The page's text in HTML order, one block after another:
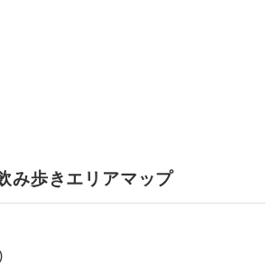
み歩きエリアマップ